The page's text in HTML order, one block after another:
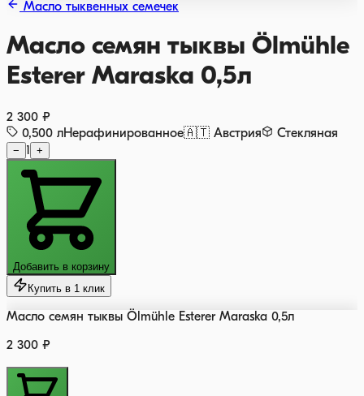
Масло тыквенных семечек
Масло семян тыквы Ölmühle
Esterer Maraska 0,5л
2 300 ₽
0,500 лНерафинированное🇦🇹 Австрия Стекляная
− 1 +
Добавить в корзину
Купить в 1 клик
Масло семян тыквы Ölmühle Esterer Maraska 0,5л
2 300 ₽